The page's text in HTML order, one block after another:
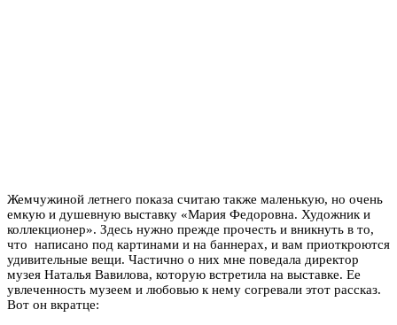
Жемчужиной летнего показа считаю также маленькую, но очень
емкую и душевную выставку «Мария Федоровна. Художник и
коллекционер». Здесь нужно прежде прочесть и вникнуть в то,
что написано под картинами и на баннерах, и вам приоткроются
удивительные вещи. Частично о них мне поведала директор
музея Наталья Вавилова, которую встретила на выставке. Ее
увлеченность музеем и любовью к нему согревали этот рассказ.
Вот он вкратце: